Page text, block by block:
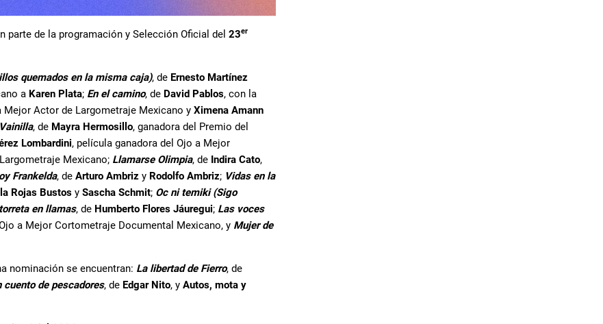
de la programación y Selección Oficial del 23er
quemados en la misma caja), de Ernesto Martínez
a Karen Plata; En el camino, de David Pablos, con la
Actor de Largometraje Mexicano y Ximena Amann
Vainilla, de Mayra Hermosillo, ganadora del Premio del
Lombardini, película ganadora del Ojo a Mejor
Mexicano; Llamarse Olimpia, de Indira Cato,
Frankelda, de Arturo Ambriz y Rodolfo Ambriz; Vidas en la
Rojas Bustos y Sascha Schmit; Oc ni temiki (Sigo
en llamas, de Humberto Flores Jáuregui; Las voces
a Mejor Cortometraje Documental Mexicano, y Mujer de
nominación se encuentran: La libertad de Fierro, de
cuento de pescadores, de Edgar Nito, y Autos, mota y